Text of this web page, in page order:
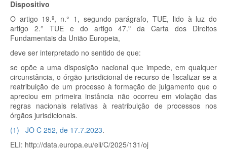
Dispositivo
O artigo 19.º, n.° 1, segundo parágrafo, TUE, lido à luz do
artigo 2.° TUE e do artigo 47.º
da Carta dos Direitos
Fundamentais da União Europeia,
deve ser interpretado no sentido de que:
se opõe a uma disposição nacional que impede, em qualquer
circunstância, o órgão jurisdicional de recurso de fiscalizar se a
reatribuição de um processo à formação de julgamento que o
apreciou em primeira instância não ocorreu em violação das
regras nacionais relativas à reatribuição de processos nos
órgãos jurisdicionais.
(1) JO C 252, de 17.7.2023.
ELI: http://data.europa.eu/eli/C/2025/131/oj